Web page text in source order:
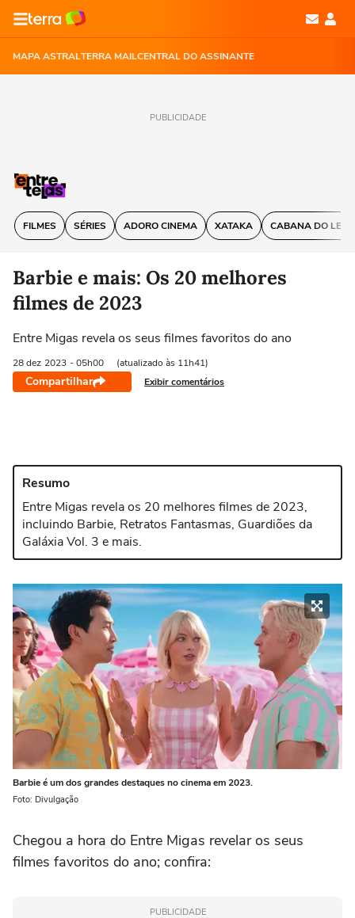
MAPA ASTRALTERRA MAILCENTRAL DO ASSINANTE
PUBLICIDADE
FILMES SÉRIES ADORO CINEMA XATAKA CABANA DO
Barbie e mais: Os 20 melhores
filmes de 2023
Entre Migas revela os seus filmes favoritos do ano
28 dez 2023 - 05h00 (atualizado às 11h41)
Compartilhar Exibir comentários
Resumo
Entre Migas revela os 20 melhores filmes de 2023,
incluindo Barbie, Retratos Fantasmas, Guardiões da
Galáxia Vol. 3 e mais.
Barbie é um dos grandes destaques no cinema em 2023.
Foto: Divulgação
Chegou a hora do Entre Migas revelar os seus
filmes favoritos do ano; confira:
PUBLICIDADE